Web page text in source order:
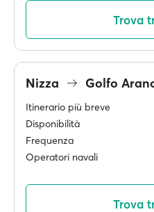
Trova
Nizza Golfo
Itinerario più breve
Disponibilità
Frequenza
Operatori navali
Trova